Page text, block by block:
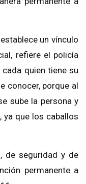
un vínculo
refiere el policía
cada quien tiene su
conocer, porque al
sube la persona y
ya que los caballos
de seguridad y de
permanente a